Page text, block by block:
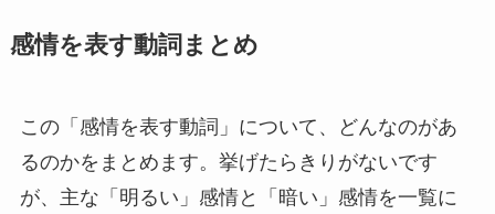
感情を表す動詞まとめ
この「感情を表す動詞」について、どんなのがあ
るのかをまとめます。挙げたらきりがないです
が、主な「明るい」感情と「暗い」感情を一覧に